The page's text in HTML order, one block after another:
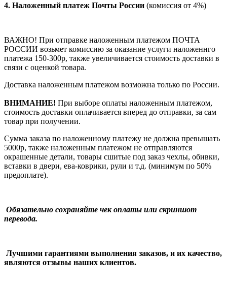
4. Наложенный платеж Почты России (комиссия от 4%)
ВАЖНО! При отправке наложенным платежом ПОЧТА
РОССИИ возьмет комиссию за оказание услуги наложеннго
платежа 150-300р, также увеличивается стоимость доставки в
связи с оценкой товара.
Доставка наложенным платежом возможна только по России.
ВНИМАНИЕ! При выборе оплаты наложенным платежом,
стоимость доставки оплачивается вперед до отправки, за сам
товар при получении.
Сумма заказа по наложенному платежу не должна превышать
5000р, также наложенным платежом не отправляются
окрашенные детали, товары сшитые под заказ чехлы, обивки,
вставки в двери, ева-коврики, рули и т.д. (минимум по 50%
предоплате).
Обязательно сохраняйте чек оплаты или скриншот
перевода.
Лучшими гарантиями выполнения заказов, и их качество,
являются отзывы наших клиентов.